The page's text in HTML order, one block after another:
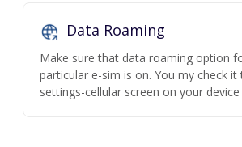
Data Roaming
Make sure that data roaming option
particular e-sim is on. You my check it
settings-cellular screen on your device